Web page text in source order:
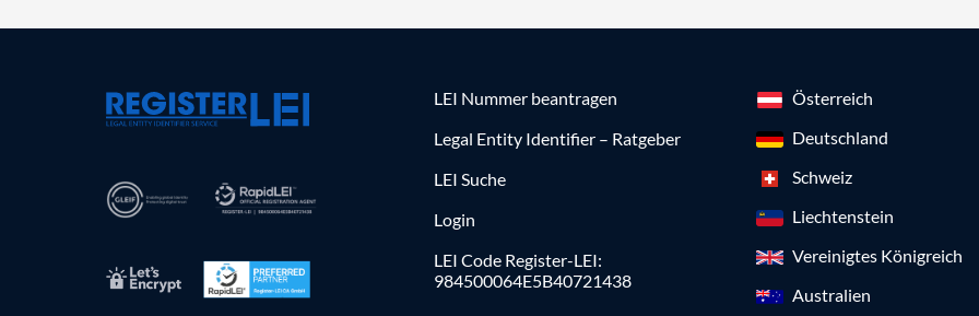
LEI Nummer beantragen
Legal Entity Identifier – Ratgeber
LEI Suche
Login
LEI Code Register-LEI:
984500064E5B40721438
Österreich
Deutschland
Schweiz
Liechtenstein
Vereinigtes Königreich
Australien